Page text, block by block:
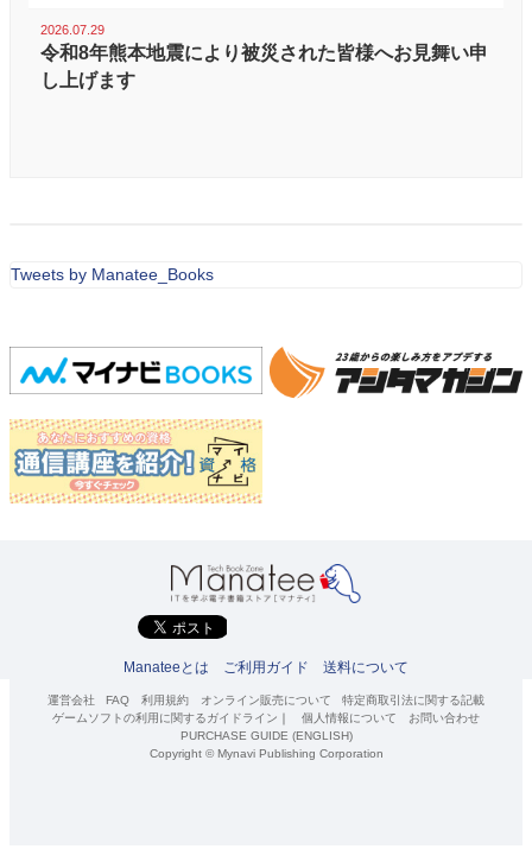
2026.07.29
令和8年熊本地震により被災された皆様へお見舞い申
し上げます
Tweets by Manatee_Books
Manateeとは ご利用ガイド 送料について
運営会社 FAQ 利用規約 オンライン販売について
特定商取引法に関する記載
ゲームソフトの利用に関するガイドライン
個人情報について
お問い合わせ
PURCHASE GUIDE (ENGLISH)
Copyright © Mynavi Publishing Corporation